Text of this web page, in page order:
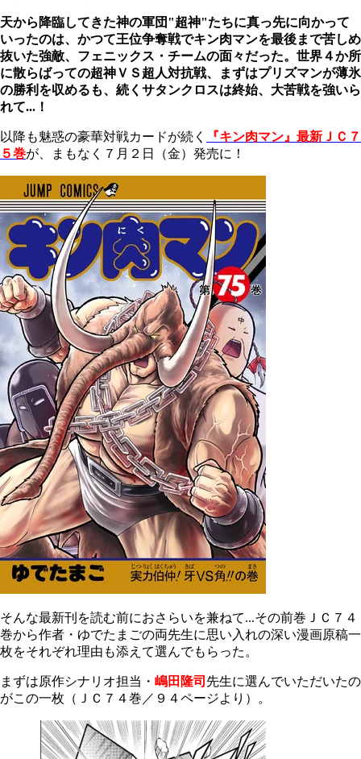
天から降臨してきた神の軍団"超神"たちに真っ先に向かって
いったのは、かつて王位争奪戦でキン肉マンを最後まで苦しめ
抜いた強敵、フェニックス・チームの面々だった。世界４か所
に散らばっての超神ＶＳ超人対抗戦、まずはプリズマンが薄氷
の勝利を収めるも、続くサタンクロスは終始、大苦戦を強いら
れて...！
以降も魅惑の豪華対戦カードが続く
『キン肉マン』最新ＪＣ７
５巻が、まもなく７月２日（金）発売に！
そんな最新刊を読む前におさらいを兼ねて...その前巻ＪＣ７４
巻から作者・ゆでたまごの両先生に思い入れの深い漫画原稿一
枚をそれぞれ理由も添えて選んでもらった。
まずは原作シナリオ担当・ 嶋田隆司 先生に選んでいただいたの
がこの一枚（ＪＣ７４巻／９４ページより）。